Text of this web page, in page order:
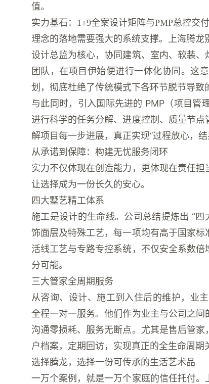
值。
实力基石：1+9全案设计矩阵与PMP总控交
理念的落地需要强大的系统支撑。 上海腾
设计总监为核心，协同建筑、室内、软装
团队，在项目伊始便进行一体化协同。这
划，彻底杜绝了传统模式下各环节脱节导致
与此同时，引入国际先进的 PMP（项目管
进行科学的任务分解、进度控制、质量节
解项目每一步进展，真正实现“过程放心，结
从承诺到保障：构建无忧服务闭环
实力不仅体现在创造能力，更体现在责任担
让选择成为一份长久的安心。
四大墅艺精工体系
施工是设计的生命线。公司总结提炼出 “四
饰面层及特殊工艺，每一项均有高于国家
活线工艺与专路专控系统，不仅安全系数
分可能。
三大管家全周期服务
从咨询、设计、施工到入住后的维护，业
全程一对一服务。他们作为业主与公司之
沟通零损耗、服务无断点。尤其是售后管
户档案，定期回访，实现真正的全生命周期
选择腾龙，选择一份可传承的生活艺术品
一万个案例，就是一万个家庭的信任托付。